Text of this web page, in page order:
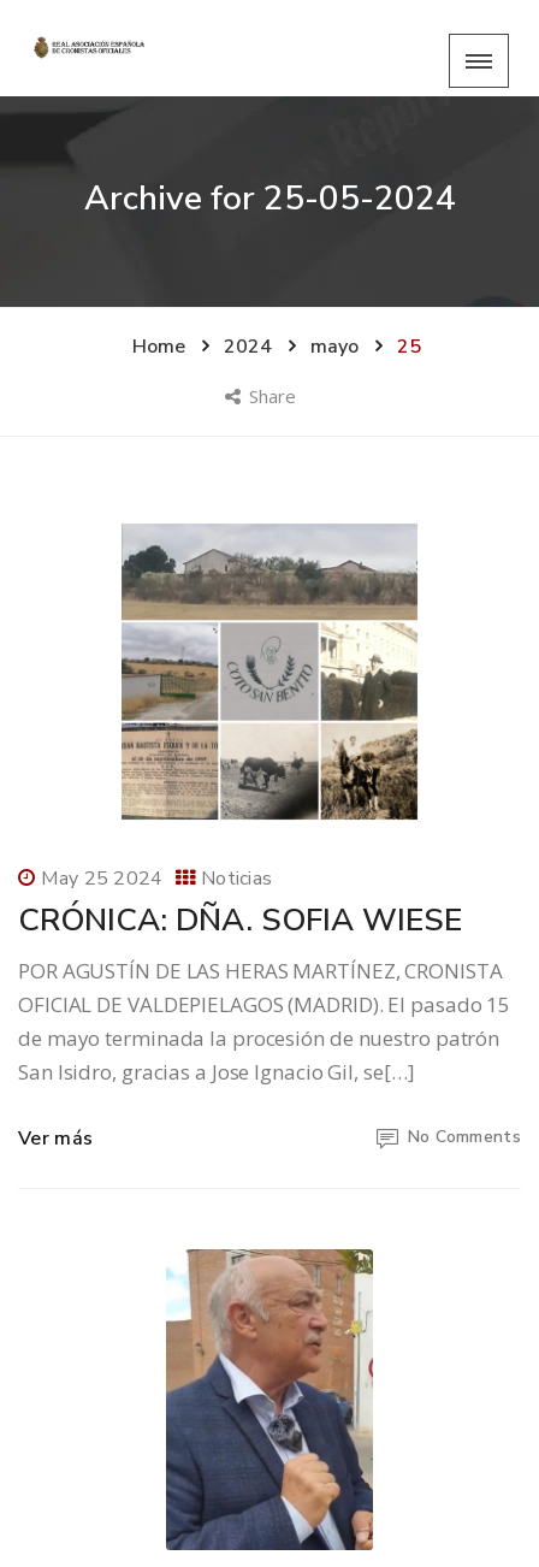
Archive for 25-05-2024
Home 2024 mayo 25
Share
May 25 2024 Noticias
CRÓNICA: DÑA. SOFIA WIESE
POR AGUSTÍN DE LAS HERAS MARTÍNEZ, CRONISTA
OFICIAL DE VALDEPIELAGOS (MADRID). El pasado 15
de mayo terminada la procesión de nuestro patrón
San Isidro, gracias a Jose Ignacio Gil, se[…]
Ver más No Comments